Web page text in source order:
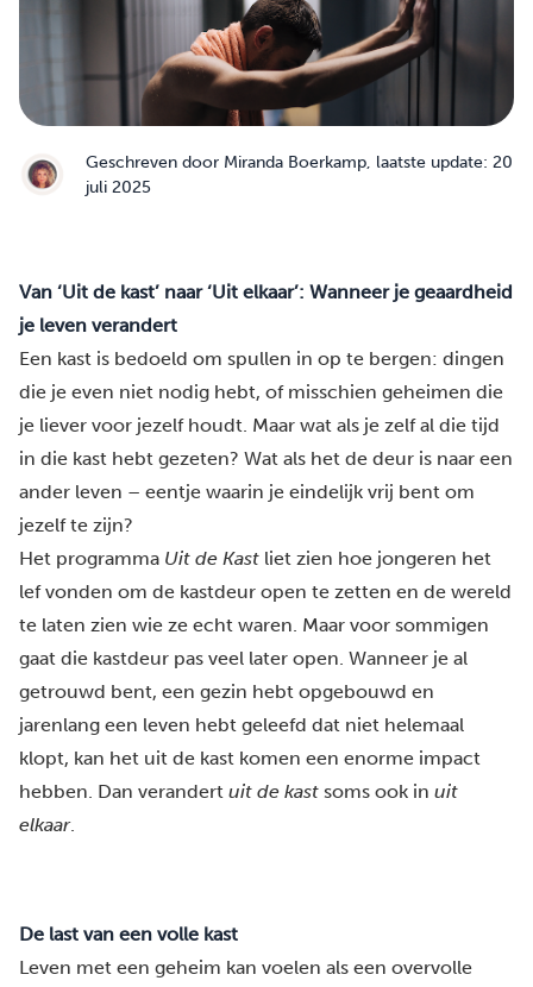
Geschreven door Miranda Boerkamp, laatste update: 20
juli 2025
Van ‘Uit de kast’ naar ‘Uit elkaar’: Wanneer je geaardheid
je leven verandert
Een kast is bedoeld om spullen in op te bergen: dingen
die je even niet nodig hebt, of misschien geheimen die
je liever voor jezelf houdt. Maar wat als je zelf al die tijd
in die kast hebt gezeten? Wat als het de deur is naar een
ander leven – eentje waarin je eindelijk vrij bent om
jezelf te zijn?
Het programma Uit de Kast liet zien hoe jongeren het
lef vonden om de kastdeur open te zetten en de wereld
te laten zien wie ze echt waren. Maar voor sommigen
gaat die kastdeur pas veel later open. Wanneer je al
getrouwd bent, een gezin hebt opgebouwd en
jarenlang een leven hebt geleefd dat niet helemaal
klopt, kan het uit de kast komen een enorme impact
hebben. Dan verandert uit de kast soms ook in uit
elkaar.
De last van een volle kast
Leven met een geheim kan voelen als een overvolle